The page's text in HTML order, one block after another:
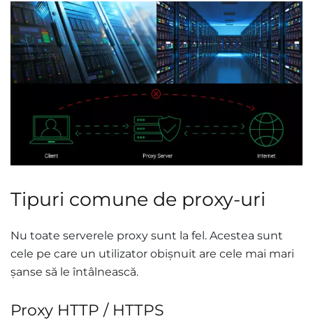
Tipuri comune de proxy-uri
Nu toate serverele proxy sunt la fel. Acestea sunt
cele pe care un utilizator obișnuit are cele mai mari
șanse să le întâlnească.
Proxy HTTP / HTTPS